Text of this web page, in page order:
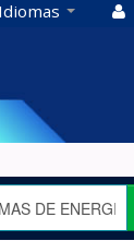
Idiomas